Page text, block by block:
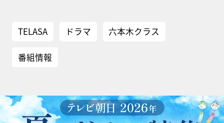
TELASA ドラマ 六本木クラス
番組情報